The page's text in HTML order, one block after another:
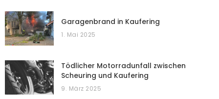
Garagenbrand in Kaufering
1. Mai 2025
Tödlicher Motorradunfall zwischen
Scheuring und Kaufering
9. März 2025